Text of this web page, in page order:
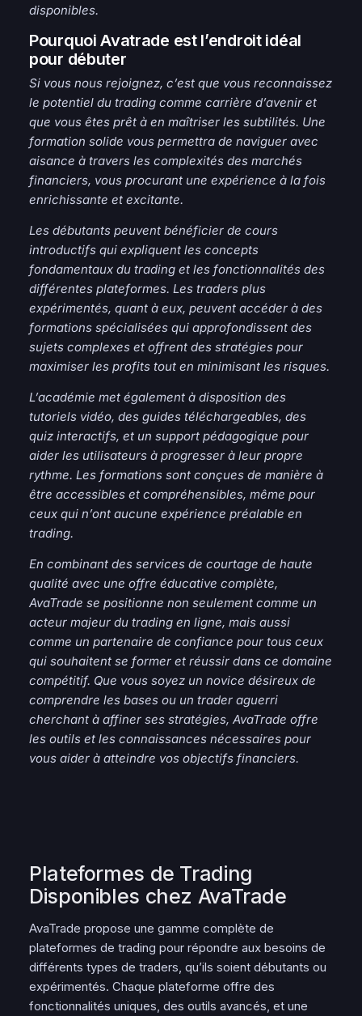
disponibles.
Pourquoi Avatrade est l’endroit idéal
pour débuter
Si vous nous rejoignez, c’est que vous reconnaissez
le potentiel du trading comme carrière d’avenir et
que vous êtes prêt à en maîtriser les subtilités. Une
formation solide vous permettra de naviguer avec
aisance à travers les complexités des marchés
financiers, vous procurant une expérience à la fois
enrichissante et excitante.
Les débutants peuvent bénéficier de cours
introductifs qui expliquent les concepts
fondamentaux du trading et les fonctionnalités des
différentes plateformes. Les traders plus
expérimentés, quant à eux, peuvent accéder à des
formations spécialisées qui approfondissent des
sujets complexes et offrent des stratégies pour
maximiser les profits tout en minimisant les risques.
L’académie met également à disposition des
tutoriels vidéo, des guides téléchargeables, des
quiz interactifs, et un support pédagogique pour
aider les utilisateurs à progresser à leur propre
rythme. Les formations sont conçues de manière à
être accessibles et compréhensibles, même pour
ceux qui n’ont aucune expérience préalable en
trading.
En combinant des services de courtage de haute
qualité avec une offre éducative complète,
AvaTrade se positionne non seulement comme un
acteur majeur du trading en ligne, mais aussi
comme un partenaire de confiance pour tous ceux
qui souhaitent se former et réussir dans ce domaine
compétitif. Que vous soyez un novice désireux de
comprendre les bases ou un trader aguerri
cherchant à affiner ses stratégies, AvaTrade offre
les outils et les connaissances nécessaires pour
vous aider à atteindre vos objectifs financiers.
Plateformes de Trading
Disponibles chez AvaTrade
AvaTrade propose une gamme complète de
plateformes de trading pour répondre aux besoins de
différents types de traders, qu’ils soient débutants ou
expérimentés. Chaque plateforme offre des
fonctionnalités uniques, des outils avancés, et une